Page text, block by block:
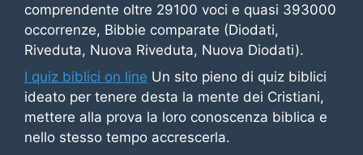
comprendente oltre 29100 voci e quasi 393000
occorrenze, Bibbie comparate (Diodati,
Riveduta, Nuova Riveduta, Nuova Diodati).
I quiz biblici on line Un sito pieno di quiz biblici
ideato per tenere desta la mente dei Cristiani,
mettere alla prova la loro conoscenza biblica e
nello stesso tempo accrescerla.